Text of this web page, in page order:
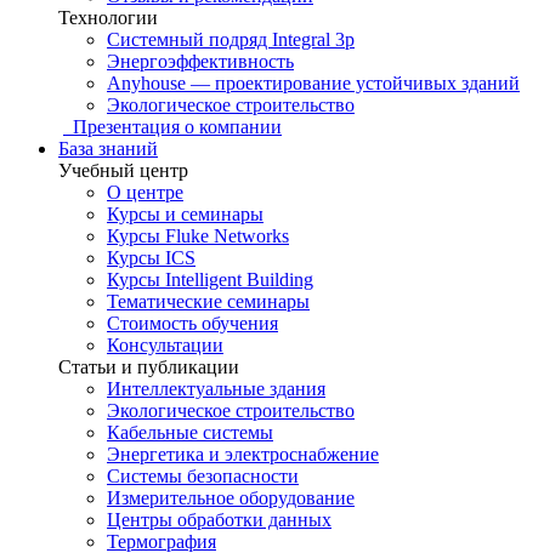
Технологии
Системный подряд Integral 3p
Энергоэффективность
Anyhouse — проектирование устойчивых зданий
Экологическое строительство
Презентация о компании
База знаний
Учебный центр
О центре
Курсы и семинары
Курсы Fluke Networks
Курсы ICS
Курсы Intelligent Building
Тематические семинары
Стоимость обучения
Консультации
Статьи и публикации
Интеллектуальные здания
Экологическое строительство
Кабельные системы
Энергетика и электроснабжение
Системы безопасности
Измерительное оборудование
Центры обработки данных
Термография